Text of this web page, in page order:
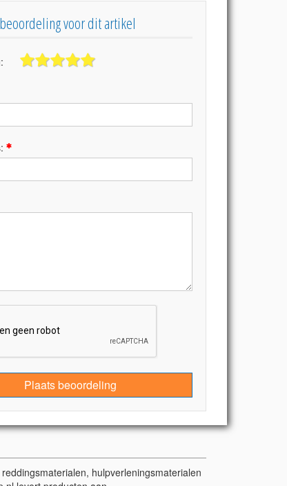
voor dit artikel
Plaats beoordeling
hulpverleningsmaterialen